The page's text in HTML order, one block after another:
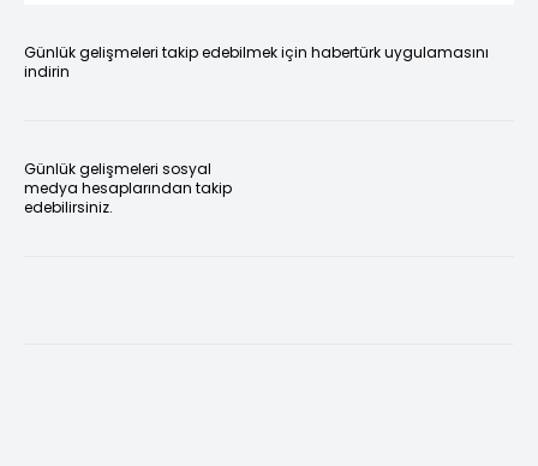
Günlük gelişmeleri takip edebilmek için habertürk uygulamasını
indirin
Günlük gelişmeleri sosyal
medya hesaplarından takip
edebilirsiniz.